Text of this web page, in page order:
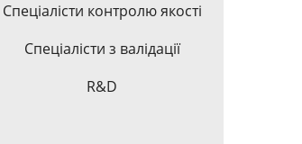
Спеціалісти контролю якості
Спеціалісти з валідації
R&D